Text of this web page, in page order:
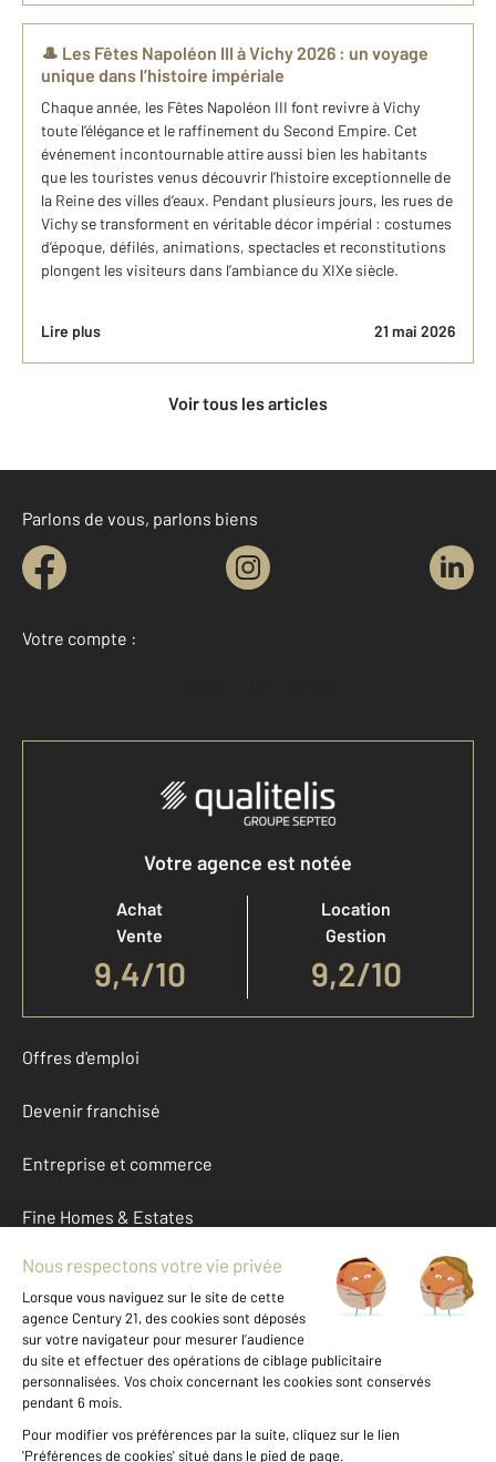
🎩 Les Fêtes Napoléon III à Vichy 2026 : un voyage
unique dans l’histoire impériale
Chaque année, les Fêtes Napoléon III font revivre à Vichy
toute l’élégance et le raffinement du Second Empire. Cet
événement incontournable attire aussi bien les habitants
que les touristes venus découvrir l’histoire exceptionnelle de
la Reine des villes d’eaux. Pendant plusieurs jours, les rues de
Vichy se transforment en véritable décor impérial : costumes
d’époque, défilés, animations, spectacles et reconstitutions
plongent les visiteurs dans l’ambiance du XIXe siècle.
Lire plus 21 mai 2026
Voir tous les articles
Parlons de vous, parlons biens
Votre compte :
Accéder à mon compte
Votre agence est notée
Achat
Vente
9,4/10
Location
Gestion
9,2/10
Offres d'emploi
Devenir franchisé
Entreprise et commerce
Fine Homes & Estates
À propos
International
Nous contacter